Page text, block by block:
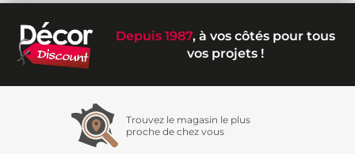
Depuis 1987, à vos côtés pour tous
vos projets !
Trouvez le magasin le plus
proche de chez vous